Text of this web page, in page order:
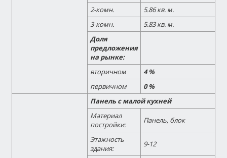
2-комн.
5.86 кв. м.
3-комн.
5.83 кв. м.
Доля
предложения
на рынке:
вторичном
4 %
первичном
0 %
Панель с малой кухней
Материал
постройки:
Панель, блок
Этажность
здания:
9-12